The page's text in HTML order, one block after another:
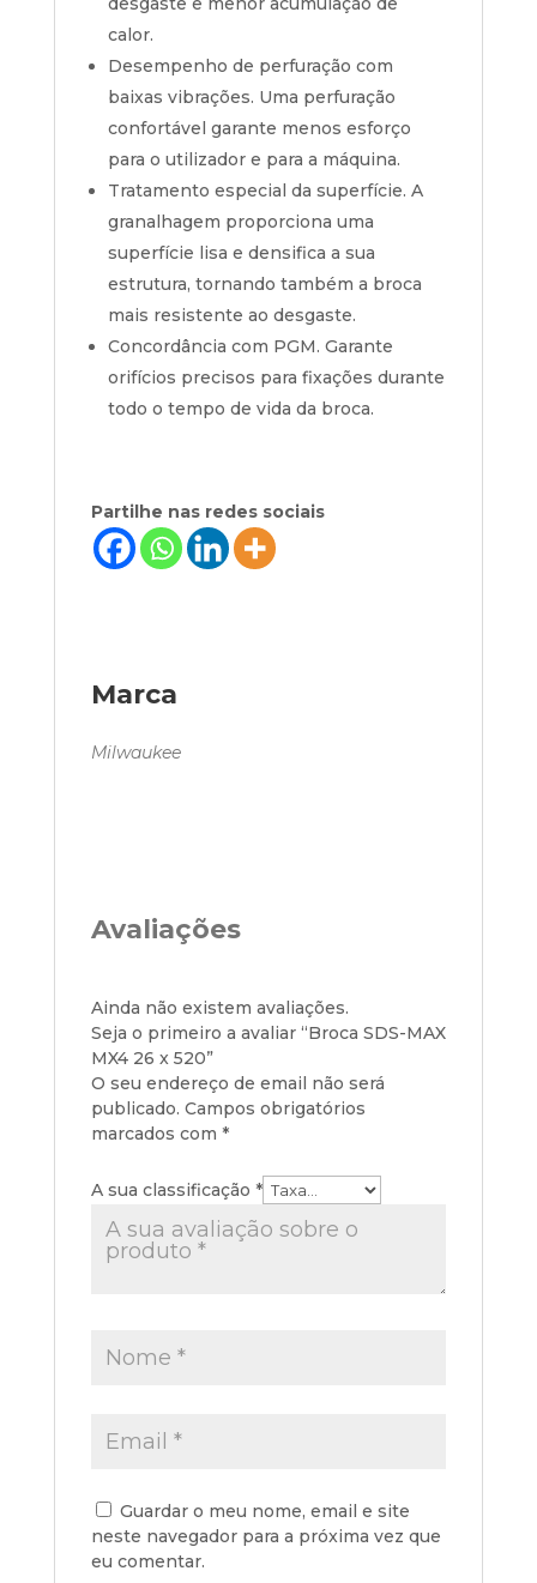
calor.
Desempenho de perfuração com
baixas vibrações. Uma perfuração
confortável garante menos esforço
para o utilizador e para a máquina.
Tratamento especial da superfície. A
granalhagem proporciona uma
superfície lisa e densifica a sua
estrutura, tornando também a broca
mais resistente ao desgaste.
Concordância com PGM. Garante
orifícios precisos para fixações durante
todo o tempo de vida da broca.
Partilhe nas redes sociais
Marca
Milwaukee
Avaliações
Ainda não existem avaliações.
Seja o primeiro a avaliar “Broca SDS-MAX
MX4 26 x 520”
O seu endereço de email não será
publicado. Campos obrigatórios
marcados com *
A sua classificação *
Guardar o meu nome, email e site
neste navegador para a próxima vez que
eu comentar.